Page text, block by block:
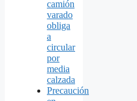
camión
varado
obliga
a
circular
por
media
calzada
Precaución